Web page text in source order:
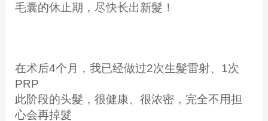
毛囊的休止期，尽快长出新髮！
在术后4个月，我已经做过2次生髮雷射、1次
PRP
此阶段的头髮，很健康、很浓密，完全不用担
心会再掉髮